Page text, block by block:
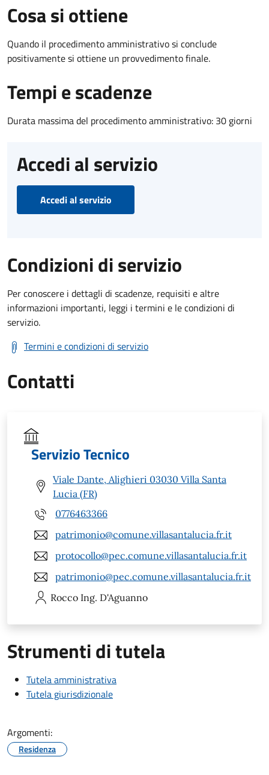
Cosa si ottiene
Quando il procedimento amministrativo si conclude
positivamente si ottiene un provvedimento finale.
Tempi e scadenze
Durata massima del procedimento amministrativo: 30 giorni
Accedi al servizio
Accedi al servizio
Condizioni di servizio
Per conoscere i dettagli di scadenze, requisiti e altre
informazioni importanti, leggi i termini e le condizioni di
servizio.
Termini e condizioni di servizio
Contatti
Servizio Tecnico
Viale Dante, Alighieri 03030 Villa Santa
Lucia (FR)
0776463366
patrimonio@comune.villasantalucia.fr.it
protocollo@pec.comune.villasantalucia.fr.it
patrimonio@pec.comune.villasantalucia.fr.it
Rocco Ing. D'Aguanno
Strumenti di tutela
Tutela amministrativa
Tutela giurisdizionale
Argomenti:
Residenza